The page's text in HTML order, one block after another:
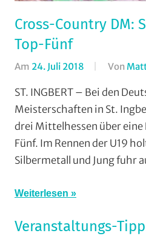
Cross-Country DM:
Top-Fünf
Am 24. Juli 2018 Von
ST. INGBERT – Bei den
Meisterschaften in St.
drei Mittelhessen über
Fünf. Im Rennen der U19
Silbermetall und Jung fuhr
Weiterlesen
Veranstaltungs-